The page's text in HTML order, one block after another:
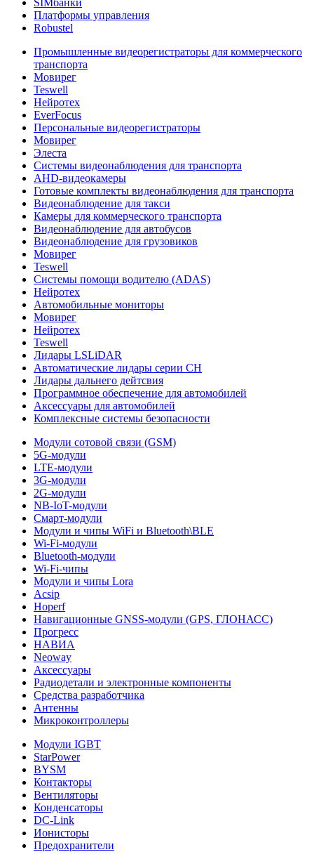
SIMбанки
Платформы управления
Robustel
Промышленные видеорегистраторы для коммерческого
транспорта
Мовирег
Teswell
Нейротех
EverFocus
Персональные видеорегистраторы
Мовирег
Элеста
Системы видеонаблюдения для транспорта
AHD-видеокамеры
Готовые комплекты видеонаблюдения для транспорта
Видеонаблюдение для такси
Камеры для коммерческого транспорта
Видеонаблюдение для автобусов
Видеонаблюдение для грузовиков
Мовирег
Teswell
Системы помощи водителю (ADAS)
Нейротех
Автомобильные мониторы
Мовирег
Нейротех
Teswell
Лидары LSLiDAR
Автоматические лидары серии CH
Лидары дальнего дейтсвия
Программное обеспечение для автомобилей
Аксессуары для автомобилей
Комплексные системы безопасности
Модули сотовой связи (GSM)
5G-модули
LTE-модули
3G-модули
2G-модули
NB-IoT-модули
Смарт-модули
Модули и чипы WiFi и Bluetooth\BLE
Wi-Fi-модули
Bluetooth-модули
Wi-Fi-чипы
Модули и чипы Lora
Acsip
Hoperf
Навигационные GNSS-модули (GPS, ГЛОНАСС)
Прогресс
НАВИА
Neoway
Аксессуары
Радиодетали и электронные компоненты
Средства разработчика
Антенны
Микроконтроллеры
Модули IGBT
StarPower
BYSM
Контакторы
Вентиляторы
Конденсаторы
DC-Link
Ионисторы
Предохранители